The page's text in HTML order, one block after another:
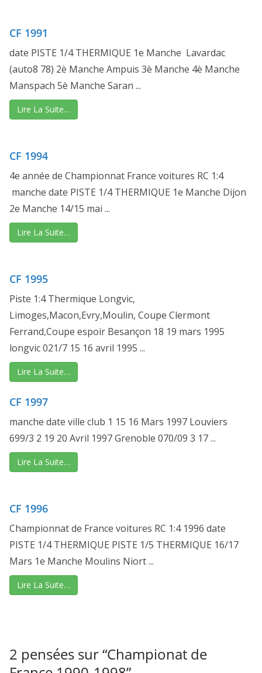
CF 1991
date PISTE 1/4 THERMIQUE 1e Manche Lavardac
(auto8 78) 2è Manche Ampuis 3è Manche 4è Manche
Manspach 5è Manche Saran ...
Lire La Suite…
CF 1994
4e année de Championnat France voitures RC 1:4
manche date PISTE 1/4 THERMIQUE 1e Manche Dijon
2e Manche 14/15 mai ...
Lire La Suite…
CF 1995
Piste 1:4 Thermique Longvic,
Limoges,Macon,Evry,Moulin, Coupe Clermont
Ferrand,Coupe espoir Besançon 18 19 mars 1995
longvic 021/7 15 16 avril 1995 ...
Lire La Suite…
CF 1997
manche date ville club 1 15 16 Mars 1997 Louviers
699/3 2 19 20 Avril 1997 Grenoble 070/09 3 17 ...
Lire La Suite…
CF 1996
Championnat de France voitures RC 1:4 1996 date
PISTE 1/4 THERMIQUE PISTE 1/5 THERMIQUE 16/17
Mars 1e Manche Moulins Niort ...
Lire La Suite…
2 pensées sur “Championat de